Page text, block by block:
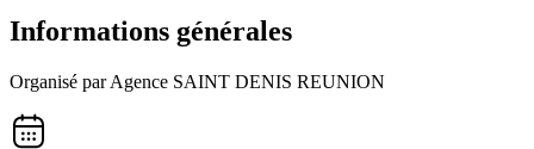
Informations générales
Organisé par Agence SAINT DENIS REUNION